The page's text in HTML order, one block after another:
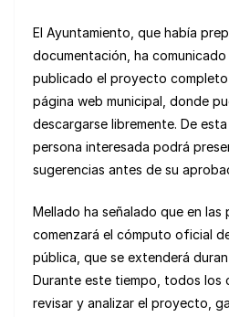
El Ayuntamiento, que había
documentación, ha comunicado
publicado el proyecto
página web municipal, donde
descargarse libremente. De
persona interesada podrá
sugerencias antes de su
Mellado ha señalado que en las
comenzará el cómputo oficial
pública, que se extenderá
Durante este tiempo, todos los
revisar y analizar el proyecto,